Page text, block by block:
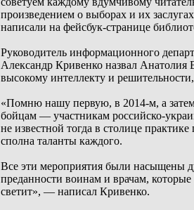
произведением о выборах и их
написали на фейсбук-странице
Руководитель информационного
Александр Кривенко назвал
высокому интеллекту и
«Помню нашу первую, в 2014-м, а
бойцам — участникам российско-
не известной тогда в столице
сполна таланты каждого.
Все эти мероприятия были насыщены
преданности воинам и врачам,
светит», — написал Кривенко.